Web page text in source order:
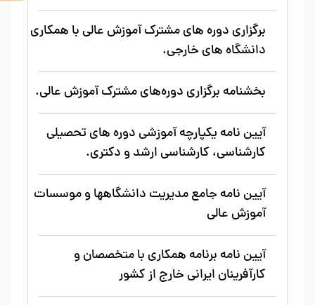
برگزاری دوره های مشترک آموزش عالی با همکاری
دانشگاه های خارجی.
بخشنامه برگزاری دوره‌های مشترک آموزش عالی.
آیین نامه یکپارچه آموزشی دوره های تحصیلی
کارشناسی، کارشناسی ارشد و دکتری.
آیین نامه جامع مدیریت دانشگاهها و موسسات
آموزش عالی
آیین نامه برنامه همکاری با متخصصان و
کارآفرینان ایرانی خارج از کشور